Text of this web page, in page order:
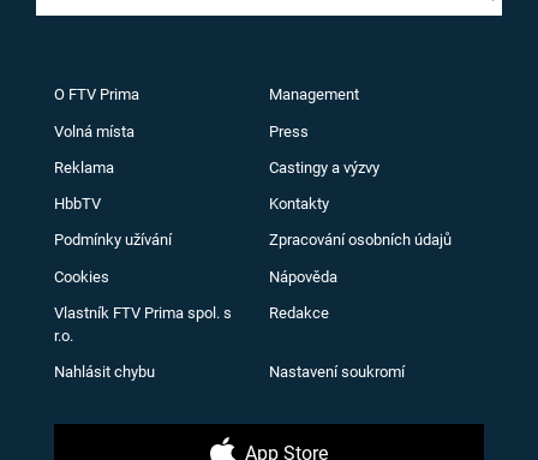
O FTV Prima Management
Volná místa Press
Reklama Castingy a výzvy
HbbTV Kontakty
Podmínky užívání Zpracování osobních údajů
Cookies Nápověda
Vlastník FTV Prima spol. s
r.o.
Redakce
Nahlásit chybu Nastavení soukromí
App Store